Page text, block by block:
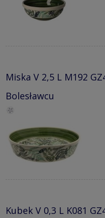
Miska V 2,5 L M192
Bolesławcu
Kubek V 0,3 L K081